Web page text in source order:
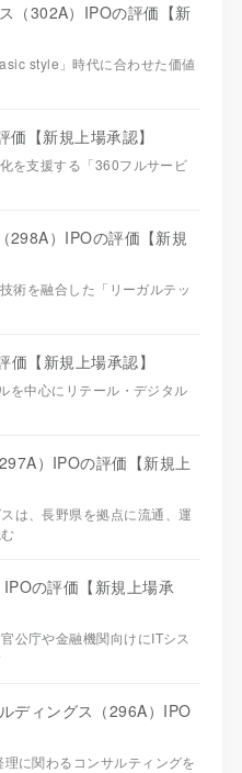
（302A）IPOの評価【新
style」時代に合わせた価値
【新規上場承認】
を支援する「360フルサービ
298A）IPOの評価【新規
術を融合した「リーガルテッ
【新規上場承認】
を中心にリテール・デジタル
）IPOの評価【新規上
は、長野県を拠点に流通、運
の評価【新規上場承
公庁や金融機関向けにITシス
ディングス（296A）IPO
に関わるコンサルティングを